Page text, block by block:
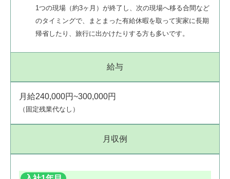
1つの現場（約3ヶ月）が終了し、次の現場へ移る合間など
のタイミングで、まとまった有給休暇を取って実家に長期
帰省したり、旅行に出かけたりする方も多いです。
給与
月給240,000円~300,000円
（固定残業代なし）
月収例